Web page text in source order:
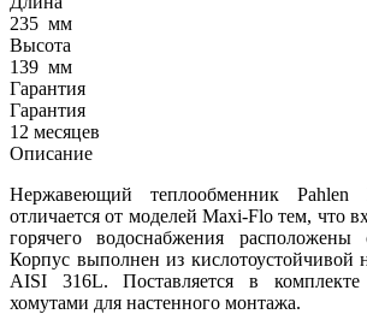
235 мм
Высота
139 мм
Гарантия
Гарантия
12 месяцев
Описание
Нержавеющий теплообменник Pahlen
отличается от моделей Maxi-Flo тем, что
горячего водоснабжения
Корпус выполнен из кислотоустойчивой
AISI 316L. Поставляется в
хомутами для настенного монтажа.